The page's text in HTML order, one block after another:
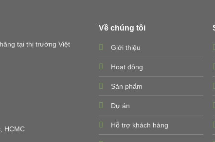
tại thị trường Việt
HCMC
Về chúng tôi
Giới thiệu
Hoạt động
Sản phẩm
Dự án
Hỗ trợ khách hàng